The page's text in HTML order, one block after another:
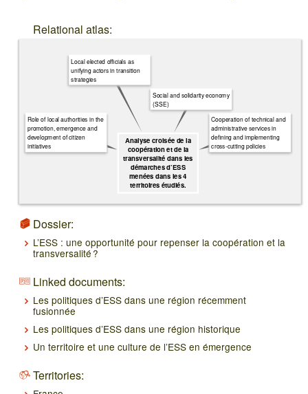
Relational atlas:
Analyse croisée de la
coopération et de la
transversalité dans les
démarches d’ESS
menées dans les 4
territoires étudiés.
Cooperation of technical and
administrative services in
defining and implementing
cross-cutting policies
Social and solidarity economy
(SSE)
Local elected officials as
unifying actors in transition
strategies
Role of local authorities in the
promotion, emergence and
development of citizen
initiatives
Dossier:
L’ESS : une opportunité pour repenser la coopération et la
transversalité ?
Linked documents:
Les politiques d’ESS dans une région récemment
fusionnée
Les politiques d’ESS dans une région historique
Un territoire et une culture de l’ESS en émergence
Territories: